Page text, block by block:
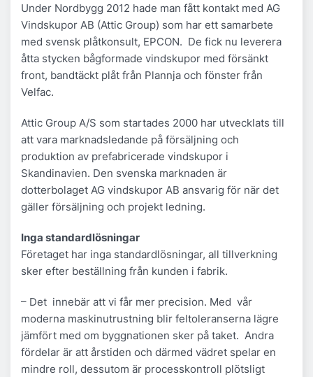
Under Nordbygg 2012 hade man fått kontakt med AG
Vindskupor AB (Attic Group) som har ett samarbete
med svensk plåtkonsult, EPCON. De fick nu leverera
åtta stycken bågformade vindskupor med försänkt
front, bandtäckt plåt från Plannja och fönster från
Velfac.
Attic Group A/S som startades 2000 har utvecklats till
att vara marknadsledande på försäljning och
produktion av prefabricerade vindskupor i
Skandinavien. Den svenska marknaden är
dotterbolaget AG vindskupor AB ansvarig för när det
gäller försäljning och projekt ledning.
Inga standardlösningar
Företaget har inga standardlösningar, all tillverkning
sker efter beställning från kunden i fabrik.
– Det innebär att vi får mer precision. Med vår
moderna maskinutrustning blir feltoleranserna lägre
jämfört med om byggnationen sker på taket. Andra
fördelar är att årstiden och därmed vädret spelar en
mindre roll, dessutom är processkontroll plötsligt